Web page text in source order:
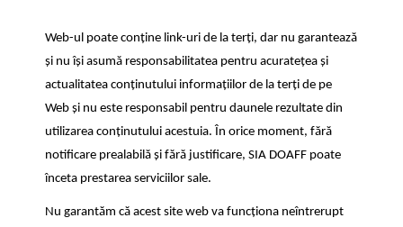
Web-ul poate conține link-uri de la terți, dar nu garantează
și nu își asumă responsabilitatea pentru acuratețea și
actualitatea conținutului informațiilor de la terți de pe
Web și nu este responsabil pentru daunele rezultate din
utilizarea conținutului acestuia. În orice moment, fără
notificare prealabilă și fără justificare, SIA DOAFF poate
înceta prestarea serviciilor sale.
Nu garantăm că acest site web va funcționa neîntrerupt